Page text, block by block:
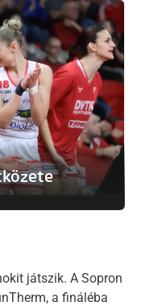
játszik. A Sopron
a fináléba